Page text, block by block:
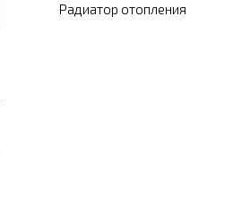
Радиатор отопления